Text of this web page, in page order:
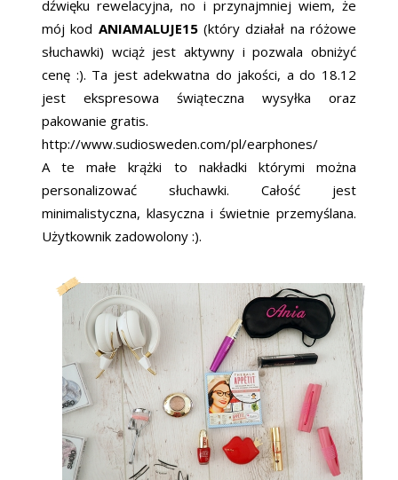
dźwięku rewelacyjna, no i przynajmniej wiem, że
mój kod ANIAMALUJE15(który działał na różowe
słuchawki) wciąż jest aktywny i pozwala obniżyć
cenę :). Ta jest adekwatna do jakości, a do 18.12
jest ekspresowa świąteczna wysyłka oraz
pakowanie gratis.
http://www.sudiosweden.com/pl/earphones/
A te małe krążki to nakładki którymi można
personalizować słuchawki. Całość jest
minimalistyczna, klasyczna i świetnie przemyślana.
Użytkownik zadowolony :).